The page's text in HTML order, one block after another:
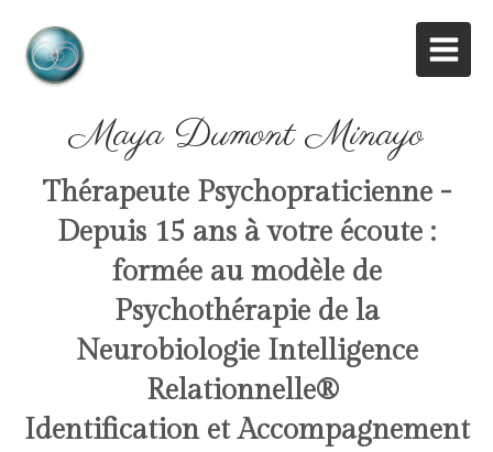
Maya Dumont Minayo
Thérapeute Psychopraticienne -
Depuis 15 ans à votre écoute :
formée au modèle de
Psychothérapie de la
Neurobiologie Intelligence
Relationnelle®
Identification et Accompagnement